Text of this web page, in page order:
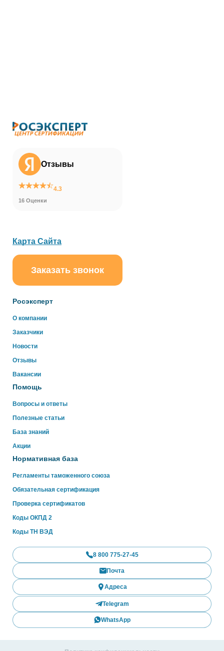
Отзывы
4.3
16 Оценки
Росэксперт
О компании
Заказчики
Новости
Отзывы
Вакансии
Помощь
Вопросы и ответы
Полезные статьи
База знаний
Акции
Нормативная база
Регламенты таможенного союза
Обязательная сертификация
Проверка сертификатов
Коды ОКПД 2
Коды ТН ВЭД
Карта Сайта
Заказать звонок
8 800 775-27-45
Почта
Адреса
Telegram
WhatsApp